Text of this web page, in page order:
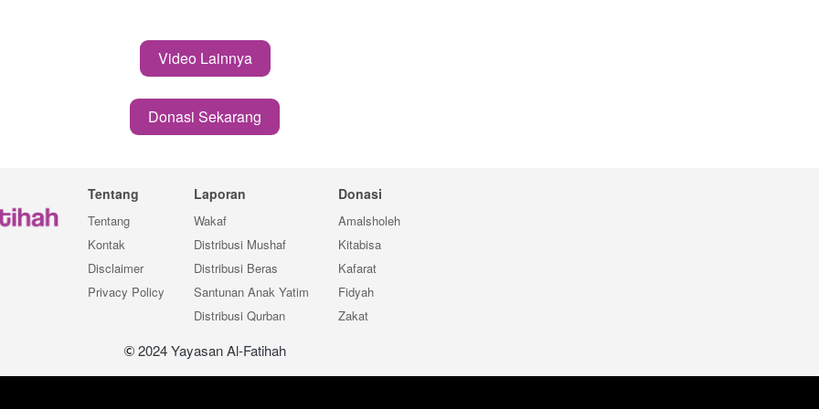
`
Video Lainnya
`Donasi Sekarang
Tentang
Tentang
Kontak
Disclaimer
Privacy Policy
Laporan
Wakaf
Distribusi Mushaf
Distribusi Beras
Santunan Anak Yatim
Distribusi Qurban
Donasi
Amalsholeh
Kitabisa
Kafarat
Fidyah
Zakat
2024 Yayasan Al-Fatihah